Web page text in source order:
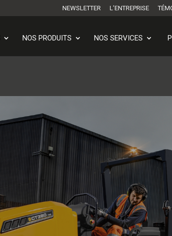
NEWSLETTER L’ENTREPRISE
NOS PRODUITS NOS SERVICES